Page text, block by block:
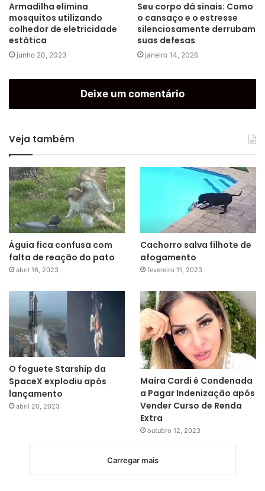
Armadilha elimina
mosquitos utilizando
colhedor de eletricidade
estática
junho 20, 2023
Seu corpo dá sinais: Como
o cansaço e o estresse
silenciosamente derrubam
suas defesas
janeiro 14, 2026
Deixe um comentário
Veja também
Águia fica confusa com
falta de reação do pato
abril 16, 2023
Cachorro salva filhote de
afogamento
fevereiro 11, 2023
O foguete Starship da
SpaceX explodiu após
lançamento
abril 20, 2023
Maíra Cardi é Condenada
a Pagar Indenização após
Vender Curso de Renda
Extra
outubro 12, 2023
Carregar mais